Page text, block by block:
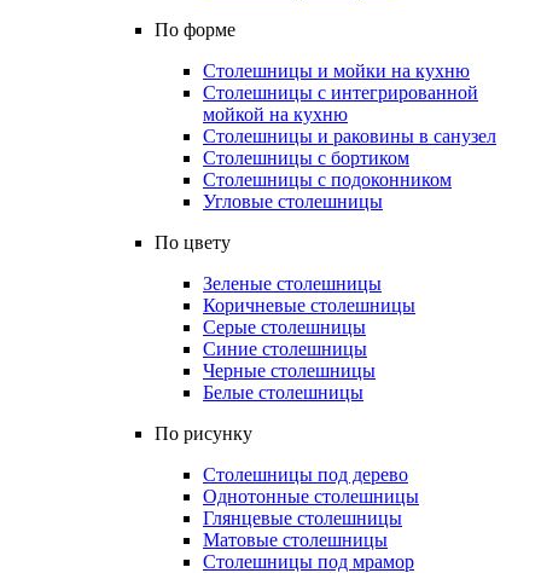
По форме
Столешницы и мойки на кухню
Столешницы с интегрированной
мойкой на кухню
Столешницы и раковины в санузел
Столешницы с бортиком
Столешницы с подоконником
Угловые столешницы
По цвету
Зеленые столешницы
Коричневые столешницы
Серые столешницы
Синие столешницы
Черные столешницы
Белые столешницы
По рисунку
Столешницы под дерево
Однотонные столешницы
Глянцевые столешницы
Матовые столешницы
Столешницы под мрамор